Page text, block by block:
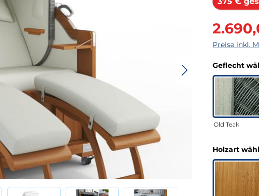
Preise inkl.
Geflecht
Old Teak
Holzart